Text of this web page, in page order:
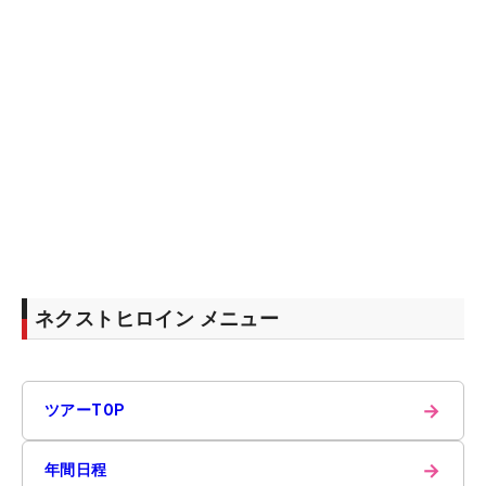
ネクストヒロイン メニュー
ツアーTOP →
年間日程 →